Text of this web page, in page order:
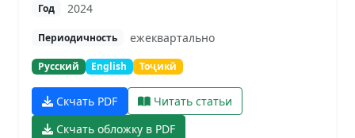
Год 2024
Периодичность ежеквартально
Русский English Тоҷикӣ
Скчать PDF
Читать статьи
Скчать обложку в PDF